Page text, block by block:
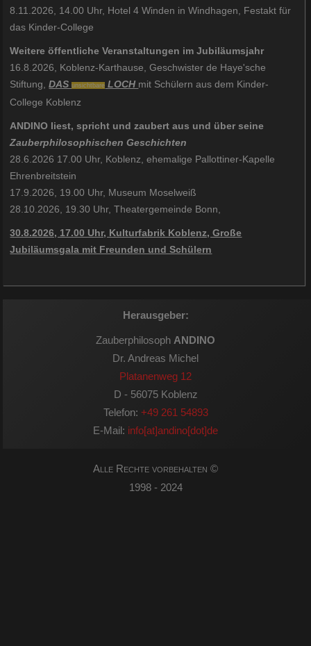
8.11.2026, 14.00 Uhr, Hotel 4 Winden in Windhagen, Festakt für
das Kinder-College
Weitere öffentliche Veranstaltungen im Jubiläumsjahr
16.8.2026, Koblenz-Karthause, Geschwister de Haye'sche
Stiftung,DASunsichtbare LOCH mit Schülern aus dem Kinder-
College Koblenz
ANDINO liest, spricht und zaubert aus und über seine
Zauberphilosophischen Geschichten
28.6.2026 17.00 Uhr, Koblenz, ehemalige Pallottiner-Kapelle
Ehrenbreitstein
17.9.2026, 19.00 Uhr, Museum Moselweiß
28.10.2026, 19.30 Uhr, Theatergemeinde Bonn,
30.8.2026, 17.00 Uhr, Kulturfabrik Koblenz, Große
Jubiläumsgala mit Freunden und Schülern
Herausgeber:
Zauberphilosoph ANDINO
Dr. Andreas Michel
Platanenweg 12
D - 56075 Koblenz
Telefon: +49 261 54893
E-Mail: info[at]andino[dot]de
Alle Rechte vorbehalten ©
1998 - 2024